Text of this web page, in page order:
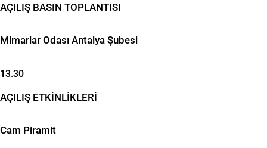
AÇILIŞ BASIN TOPLANTISI
Mimarlar Odası Antalya Şubesi
13.30
AÇILIŞ ETKİNLİKLERİ
Cam Piramit